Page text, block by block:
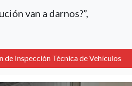
van a darnos?”,
de Inspección Técnica de Vehículos